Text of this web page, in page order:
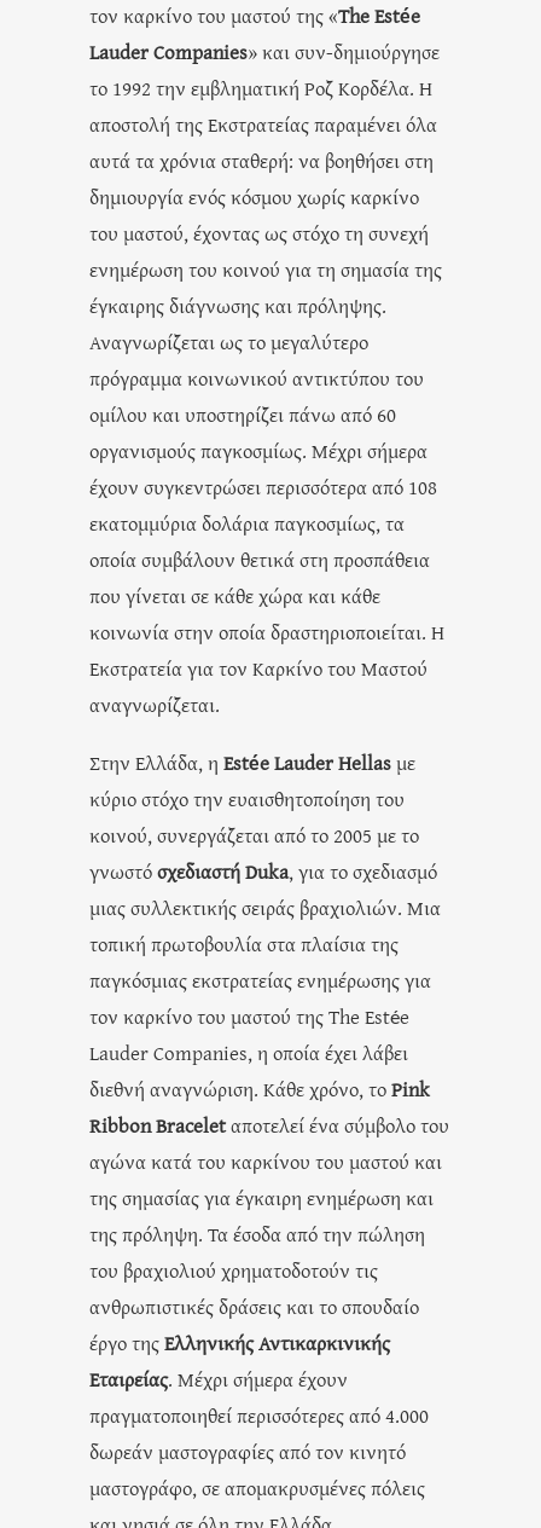
τον καρκίνο του μαστού της «The Estée
Lauder Companies» και συν-δημιούργησε
το 1992 την εμβληματική Ροζ Κορδέλα. H
αποστολή της Εκστρατείας παραμένει όλα
αυτά τα χρόνια σταθερή: να βοηθήσει στη
δημιουργία ενός κόσμου χωρίς καρκίνο
του μαστού, έχοντας ως στόχο τη συνεχή
ενημέρωση του κοινού για τη σημασία της
έγκαιρης διάγνωσης και πρόληψης.
Αναγνωρίζεται ως το μεγαλύτερο
πρόγραμμα κοινωνικού αντικτύπου του
ομίλου και υποστηρίζει πάνω από 60
οργανισμούς παγκοσμίως. Μέχρι σήμερα
έχουν συγκεντρώσει περισσότερα από 108
εκατομμύρια δολάρια παγκοσμίως, τα
οποία συμβάλουν θετικά στη προσπάθεια
που γίνεται σε κάθε χώρα και κάθε
κοινωνία στην οποία δραστηριοποιείται. Η
Εκστρατεία για τον Καρκίνο του Μαστού
αναγνωρίζεται.
Στην Ελλάδα, η Estée Lauder Hellasμε
κύριο στόχο την ευαισθητοποίηση του
κοινού, συνεργάζεται από το 2005 με το
γνωστόσχεδιαστή Duka, για το σχεδιασμό
μιας συλλεκτικής σειράς βραχιολιών. Μια
τοπική πρωτοβουλία στα πλαίσια της
παγκόσμιας εκστρατείας ενημέρωσης για
τον καρκίνο του μαστού της The Estée
Lauder Companies, η οποία έχει λάβει
διεθνή αναγνώριση. Κάθε χρόνο, τοPink
Ribbon Braceletαποτελεί ένα σύμβολο του
αγώνα κατά του καρκίνου του μαστού και
της σημασίας για έγκαιρη ενημέρωση και
της πρόληψη. Τα έσοδα από την πώληση
του βραχιολιού χρηματοδοτούν τις
ανθρωπιστικές δράσεις και το σπουδαίο
έργο τηςΕλληνικής Αντικαρκινικής
Εταιρείας. Μέχρι σήμερα έχουν
πραγματοποιηθεί περισσότερες από 4.000
δωρεάν μαστογραφίες από τον κινητό
μαστογράφο, σε απομακρυσμένες πόλεις